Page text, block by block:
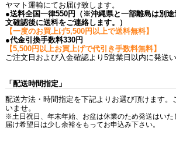
ヤマト運輸にてお届け致します。
●送料全国一律550円（※沖縄県と一部離島は別
文確認後に送料をご連絡します。）
【一度のお買上げ5,500円以上で送料無料】
●代金引換手数料330円
【5,500円以上お買上げで代引き手数料無料】
ご注文日および入金確認より5営業日以内に発送い
「配送時間指定」
配送方法・時間指定を下記よりお選び頂けます。
いませ。
※土日祝日、年末年始、お盆は休業のため発送はいた
届け希望日は少し余裕をもってお申込み下さい。